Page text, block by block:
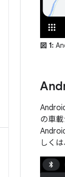
図 1:
の車
しくは